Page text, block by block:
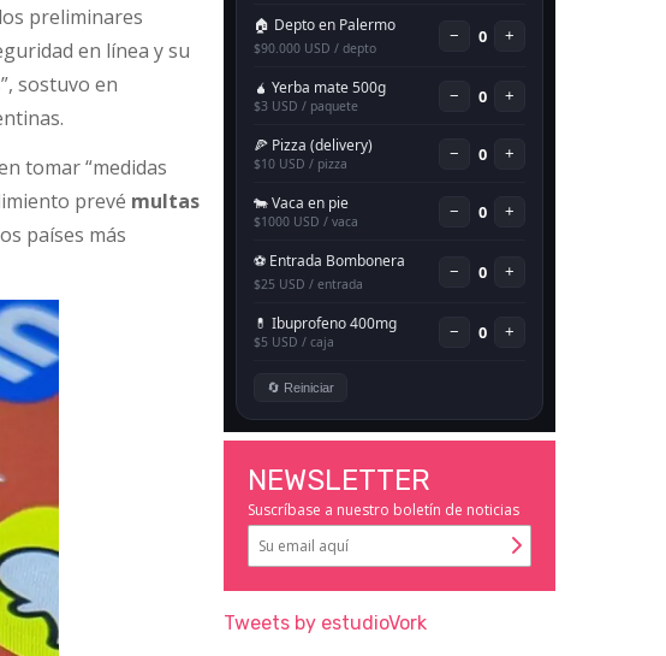
preliminares
en línea y su
sostuvo en
tomar “medidas
prevé multas
países más
NEWSLETTER
Suscríbase a nuestro boletín de noticias
Tweets by estudioVork